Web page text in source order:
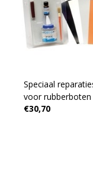
Speciaal
voor rubberboten
€30,70